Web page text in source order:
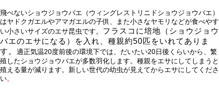
飛べないショウジョウバエ（ウィングレストリニドショウジョウバエ）
はヤドクガエルやアマガエルの子供、また小さなヤモリなどが食べやす
い小さいサイズのエサ昆虫です。 フラスコに培地（ショウジョウ
バエのエサになる）を入れ、種親約50匹をいれてありま
す。 適正気温20度前後の環境下では、だいたい20日後くらいから、繁
殖したショウジョウバエが多数羽化します。種親をエサにしてしまうと
殖える量が減ります。新しい世代の幼虫が見えてからエサにしてくださ
い。